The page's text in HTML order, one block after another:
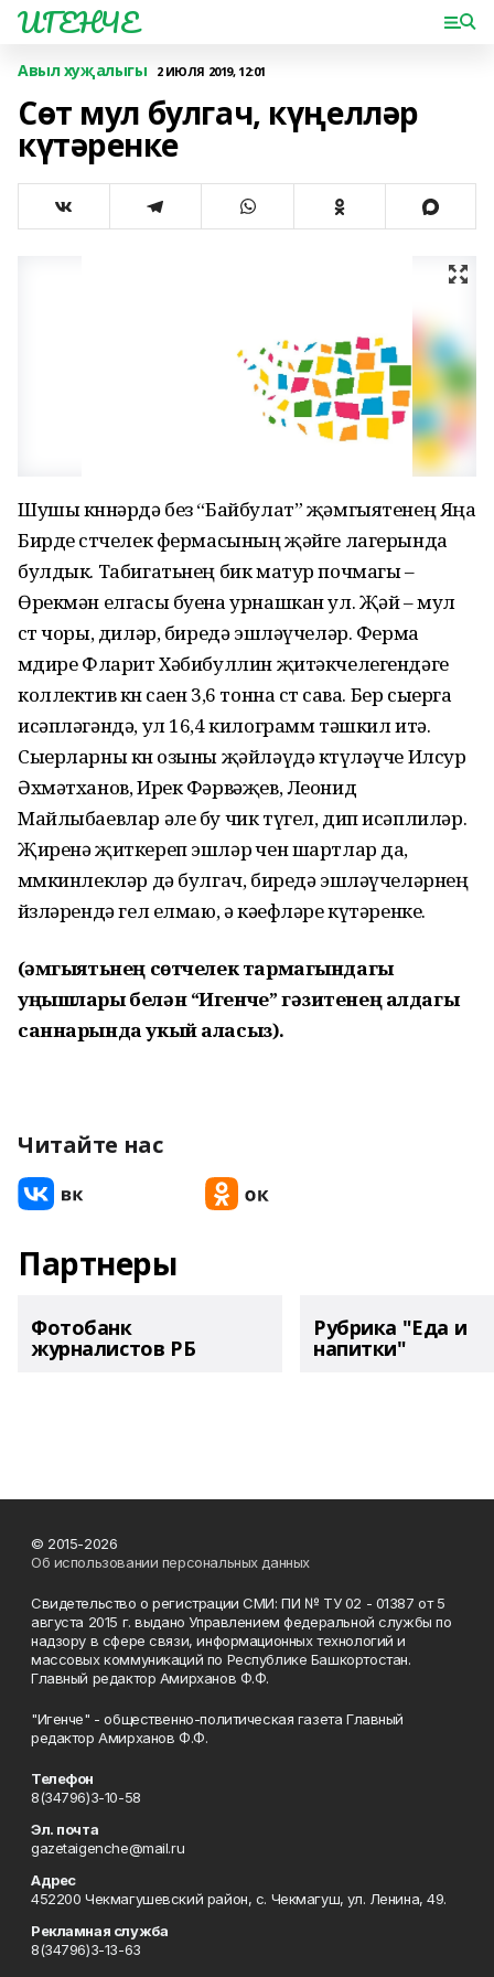
ИГЕНЧЕ
Авыл хуҗалыгы 2 ИЮЛЯ 2019, 12:01
Сөт мул булгач, күңелләр
күтәренке
Шушы көннәрдә без “Байбулат” җәмгыятенең Яңа
Бирде сөтчелек фермасының җәйге лагерында
булдык. Табигатьнең бик матур почмагы –
Өрекмән елгасы буена урнашкан ул. Җәй – мул
сөт чоры, диләр, биредә эшләүчеләр. Ферма
мөдире Фларит Хәбибуллин җитәкчелегендәге
коллектив көн саен 3,6 тонна сөт сава. Бер сыерга
исәпләгәндә, ул 16,4 килограмм тәшкил итә.
Сыерларны көн озыны җәйләүдә көтүләүче Илсур
Әхмәтханов, Ирек Фәрвәҗев, Леонид
Майлыбаевлар әле бу чик түгел, дип исәплиләр.
Җиренә җиткереп эшләр өчен шартлар да,
мөмкинлекләр дә булгач, биредә эшләүчеләрнең
йөзләрендә гел елмаю, ә кәефләре күтәренке.
(Җәмгыятьнең сөтчелек тармагындагы
уңышлары белән “Игенче” гәзитенең алдагы
саннарында укый аласыз).
Читайте нас
Партнеры
Фотобанк
журналистов РБ
Рубрика "Еда и
напитки"
© 2015-2026
Об использовании персональных данных
Свидетельство о регистрации СМИ: ПИ № ТУ 02 - 01387 от 5
августа 2015 г. выдано Управлением федеральной службы по
надзору в сфере связи, информационных технологий и
массовых коммуникаций по Республике Башкортостан.
Главный редактор Амирханов Ф.Ф.
"Игенче" - общественно-политическая газета Главный
редактор Амирханов Ф.Ф.
Телефон
8(34796)3-10-58
Эл. почта
gazetaigenche@mail.ru
Адрес
452200 Чекмагушевский район, с. Чекмагуш, ул. Ленина, 49.
Рекламная служба
8(34796)3-13-63